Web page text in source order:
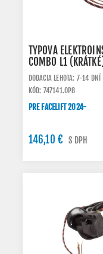
TYPOVÁ
COMBO L1
DODACIA LEHOTA: 7-14 DNÍ
KÓD: 747141.OP8
PRE FACELIFT 2024-
146,10 € S DPH